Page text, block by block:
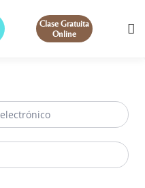
Clase Gratuita
Online